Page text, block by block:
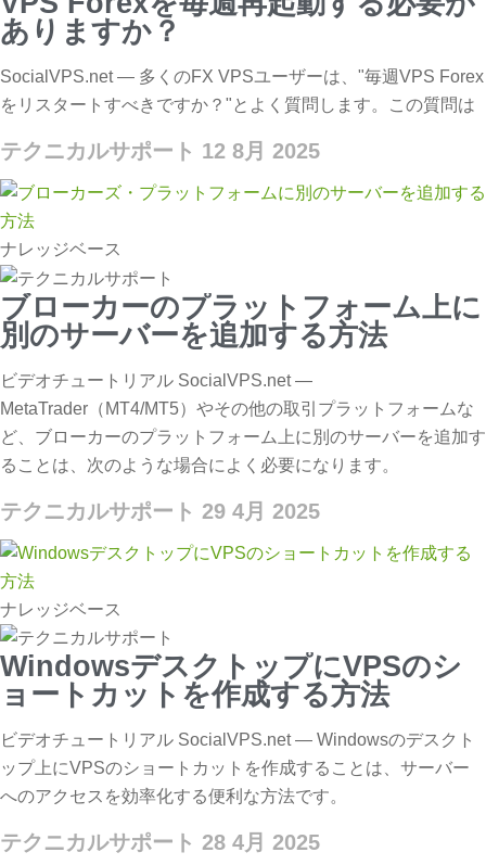
ありますか？
SocialVPS.net — 多くのFX VPSユーザーは、"毎週VPS Forex
をリスタートすべきですか？"とよく質問します。この質問は
テクニカルサポート 12 8月 2025
ナレッジベース
ブローカーのプラットフォーム上に
別のサーバーを追加する方法
ビデオチュートリアル SocialVPS.net —
MetaTrader（MT4/MT5）やその他の取引プラットフォームな
ど、ブローカーのプラットフォーム上に別のサーバーを追加す
ることは、次のような場合によく必要になります。
テクニカルサポート 29 4月 2025
ナレッジベース
WindowsデスクトップにVPSのシ
ョートカットを作成する方法
ビデオチュートリアル SocialVPS.net — Windowsのデスクト
ップ上にVPSのショートカットを作成することは、サーバー
へのアクセスを効率化する便利な方法です。
テクニカルサポート 28 4月 2025